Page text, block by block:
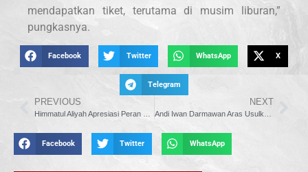
mendapatkan tiket, terutama di musim liburan,”
pungkasnya.
Facebook Twitter WhatsApp X
Telegram
PREVIOUS NEXT
Facebook Twitter WhatsApp